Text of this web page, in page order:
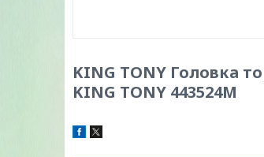
KING TONY Головка
KING TONY 443524M